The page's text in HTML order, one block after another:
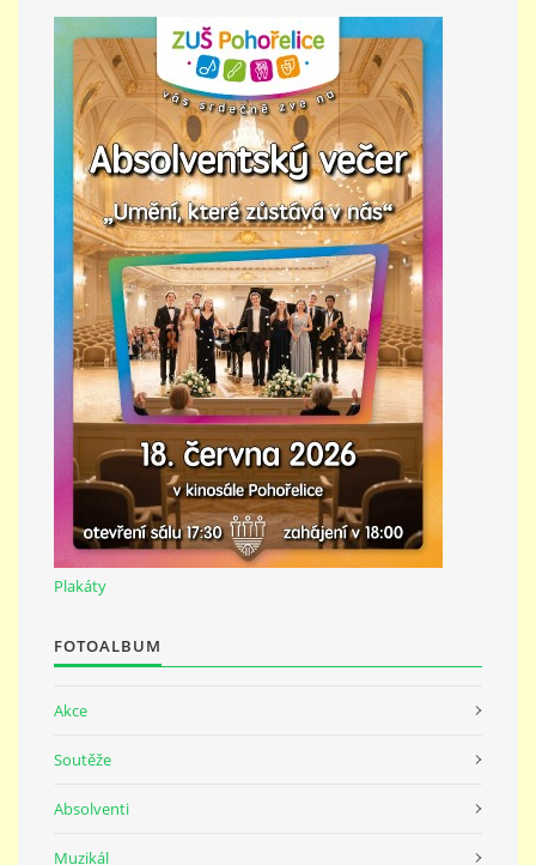
DOTACE
GDPR
ZUŠ Pohořelice
Školní 462
Pohořelice
691 23
© 2026 eStránky.cz |Tisk|Nahoru ↑
Plakáty
FOTOALBUM
Akce
Soutěže
Absolventi
Muzikál